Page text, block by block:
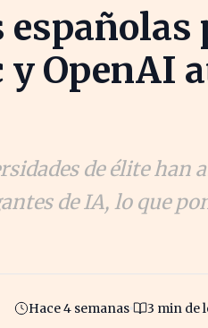
OpenAI
de élite han
de IA, lo que
Hace 4 semanas 3 min de